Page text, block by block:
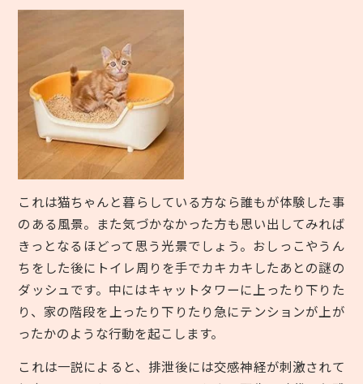
これは猫ちゃんと暮らしている方なら誰もが体験した事
のある風景。また気づかなかった方も思い出してみれば
きっとなるほどって思う光景でしょう。おしっこやうん
ちをした後にトイレ周りを手でカキカキしたあとの謎の
ダッシュです。中にはキャットタワーに上ったり下りた
り、家の階段を上ったり下りたり急にテンションが上が
ったかのような行動を起こします。
これは一説によると、排泄後には交感神経が刺激されて